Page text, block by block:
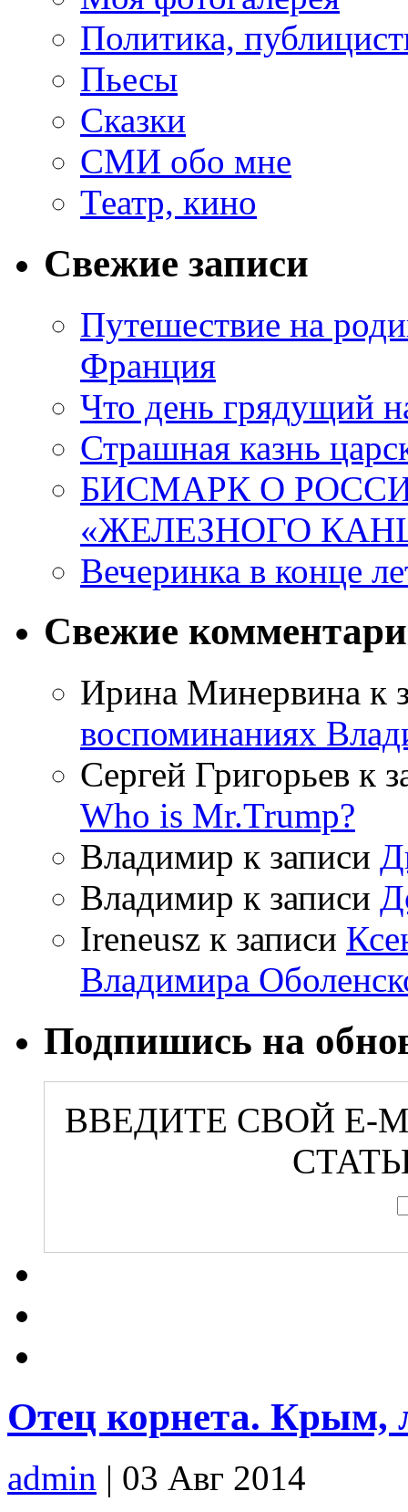
Политика,
Пьесы
Сказки
СМИ обо мне
Театр, кино
Свежие записи
Путешествие на
Франция
Что день грядущий
Страшная казнь
БИСМАРК О
«ЖЕЛЕЗНОГО
Вечеринка в конце
Свежие
Ирина Минервина к
воспоминаниях
Сергей Григорьев к
Who is Mr.Trump?
Владимир к записи
Владимир к записи
Ireneusz к записи
Владимира
Подпишись на
ВВЕДИТЕ СВОЙ E-
Отец корнета. Крым,
admin | 03 Авг 2014